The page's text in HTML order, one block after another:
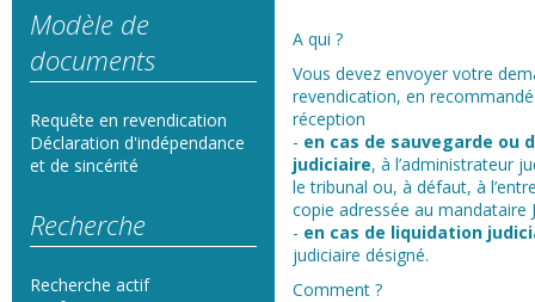
Modèle de
documents
Requête en revendication
Déclaration d'indépendance
et de sincérité
Recherche
Recherche actif
A qui ?
Vous devez envoyer votre
revendication, en
réception
- en cas de sauvegarde ou
judiciaire, à l’administrateur
le tribunal ou, à défaut, à
copie adressée au mandataire
- en cas de liquidation
judiciaire désigné.
Comment ?